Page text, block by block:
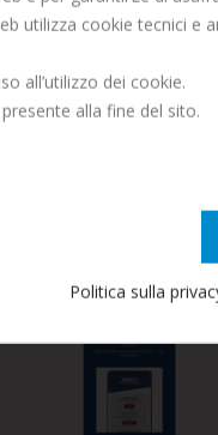
PELAGONIO- Arte
utilizza cookie tecnici e
all’utilizzo dei cookie.
alla fine del sito.
Politica sulla
fine mese.